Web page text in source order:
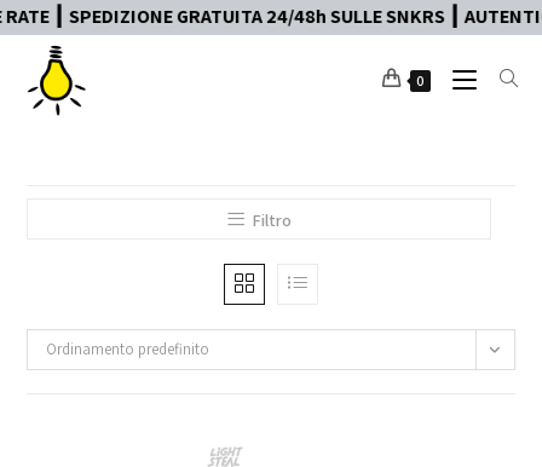
GRATUITA 24/48h SULLE SNKRS ┃
0
Filtro
Ordinamento predefinito